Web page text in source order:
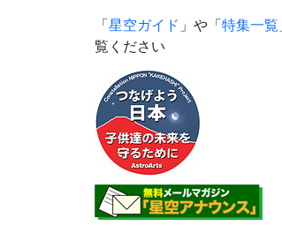
「星空ガイド 」や「特集一覧
覧ください